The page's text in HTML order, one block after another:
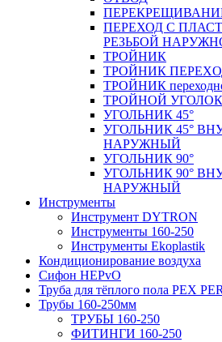
ПЕРЕКРЕЩИВАНИЕ
ПЕРЕХОД С
РЕЗЬБОЙ
ТРОЙНИК
ТРОЙНИК
ТРОЙНИК
ТРОЙНОЙ УГОЛОК
УГОЛЬНИК 45°
УГОЛЬНИК 45°
НАРУЖНЫЙ
УГОЛЬНИК 90°
УГОЛЬНИК 90°
НАРУЖНЫЙ
Инструменты
Инструмент DYTRON
Инструменты 160-250
Инструменты Ekoplastik
Кондиционирование воздуха
Сифон HEPvO
Труба для тёплого пола PEX
Трубы 160-250мм
ТРУБЫ 160-250
ФИТИНГИ 160-250